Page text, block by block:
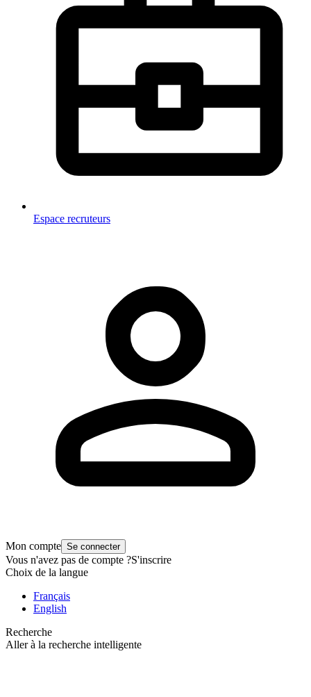
Espace recruteurs
Mon compte Se connecter
Vous n'avez pas de compte ?S'inscrire
Choix de la langue
Français
English
Recherche
Aller à la recherche intelligente